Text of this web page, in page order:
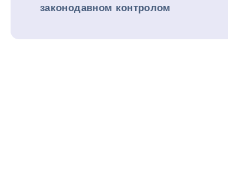
законодавном контролом